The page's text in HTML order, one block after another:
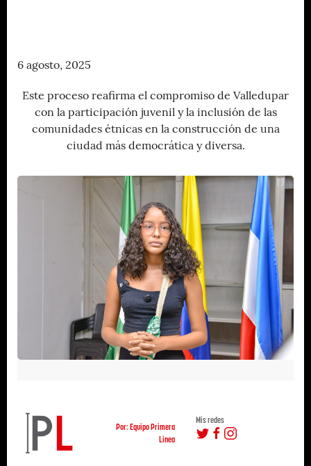
6 agosto, 2025
Este proceso reafirma el compromiso de Valledupar
con la participación juvenil y la inclusión de las
comunidades étnicas en la construcción de una
ciudad más democrática y diversa.
Por: Equipo Primera
Linea
Mis redes